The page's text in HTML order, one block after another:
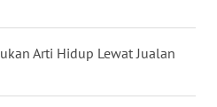
Arti Hidup Lewat Jualan